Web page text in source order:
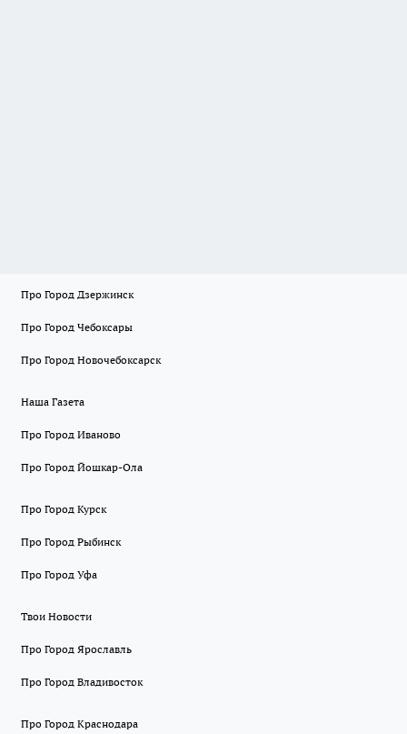
Про Город Дзержинск
Про Город Чебоксары
Про Город Новочебоксарск
Наша Газета
Про Город Иваново
Про Город Йошкар-Ола
Про Город Курск
Про Город Рыбинск
Про Город Уфа
Твои Новости
Про Город Ярославль
Про Город Владивосток
Про Город Краснодара